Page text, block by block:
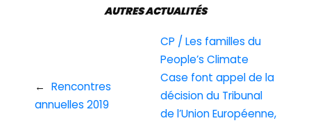
← Rencontres
annuelles 2019
AUTRES ACTUALITÉS
CP / Les familles du
People’s Climate
Case font appel de la
décision du Tribunal
de l’Union Européenne,